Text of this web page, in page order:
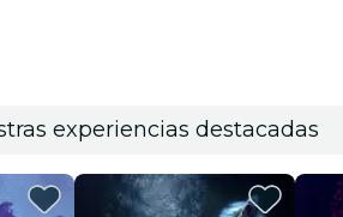
experiencias destacadas